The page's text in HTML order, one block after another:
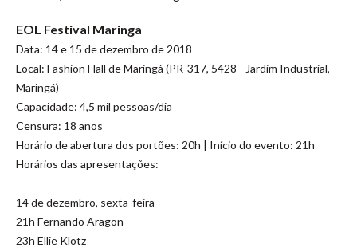
EOL Festival Maringa
Data: 14 e 15 de dezembro de 2018
Local: Fashion Hall de Maringá (PR-317, 5428 - Jardim Industrial,
Maringá)
Capacidade: 4,5 mil pessoas/dia
Censura: 18 anos
Horário de abertura dos portões: 20h | Início do evento: 21h
Horários das apresentações:
14 de dezembro, sexta-feira
21h Fernando Aragon
23h Ellie Klotz